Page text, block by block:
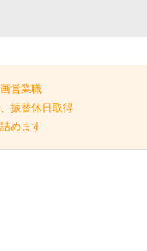
営業職
振替休日取得
めます